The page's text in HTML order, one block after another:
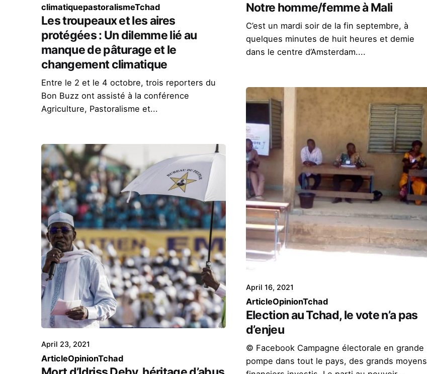
climatiquepastoralismeTchad
Les troupeaux et les aires
protégées : Un dilemme lié au
manque de pâturage et le
changement climatique
Entre le 2 et le 4 octobre, trois reporters du
Bon Buzz ont assisté à la conférence
Agriculture, Pastoralisme et...
Notre homme/femme à Mali
C’est un mardi soir de la fin septembre, à
quelques minutes de huit heures et demie
dans le centre d’Amsterdam....
April 23, 2021
ArticleOpinionTchad
April 16, 2021
ArticleOpinionTchad
Election au Tchad, le vote n’a pas
d’enjeu
© Facebook Campagne électorale en grande
pompe dans tout le pays, des grands moyens